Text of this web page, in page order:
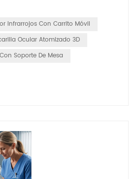
cm). Mejor efecto: para las venas
visibles (como el dorso de la mano y
de image...
Infrarrojos Con Carrito Móvil
Ocular Atomizado 3D
Soporte De Mesa